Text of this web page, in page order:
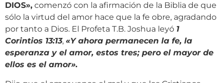
DIOS», comenzó con la afirmación de la Biblia de que
sólo la virtud del amor hace que la fe obre, agradando
por tanto a Dios. El Profeta T.B. Joshua leyó 1
Corintios 13:13, «Y ahora permanecen la fe, la
esperanza y el amor, estos tres; pero el mayor de
ellos es el amor».